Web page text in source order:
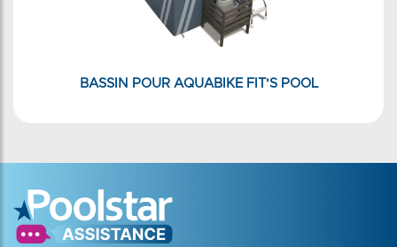
BASSIN POUR AQUABIKE FIT'S POOL